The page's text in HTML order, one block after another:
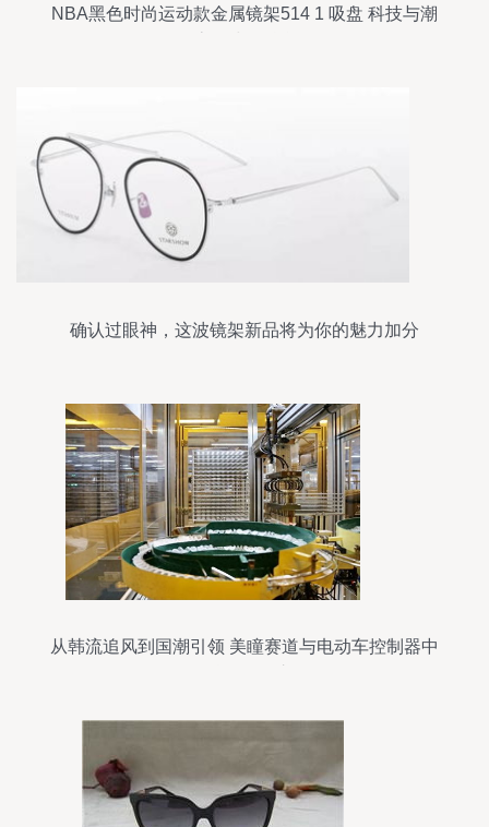
NBA黑色时尚运动款金属镜架514 1 吸盘 科技与潮
确认过眼神，这波镜架新品将为你的魅力加分
从韩流追风到国潮引领 美瞳赛道与电动车控制器中